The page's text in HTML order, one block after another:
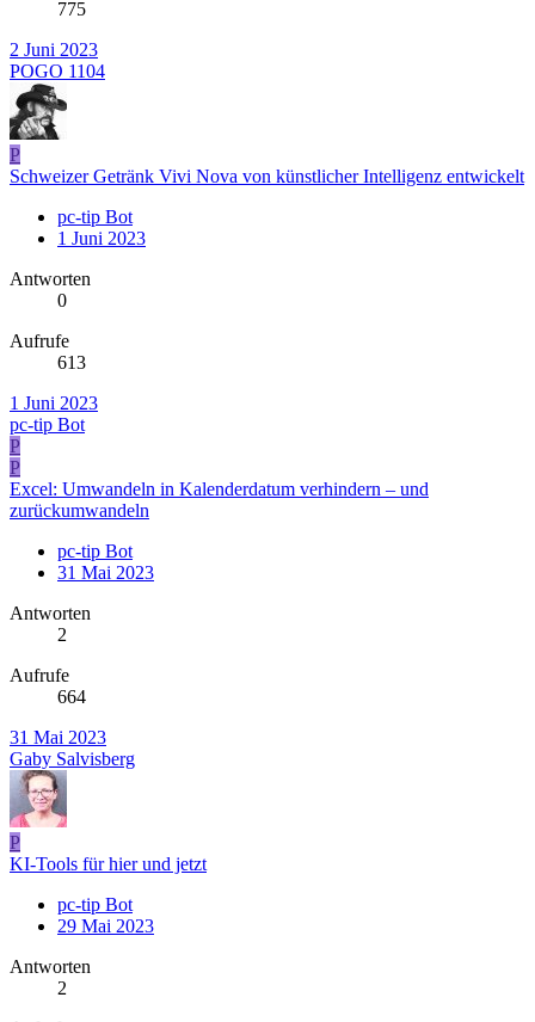
775
2 Juni 2023
POGO 1104
P
Schweizer Getränk Vivi Nova von künstlicher Intelligenz entwickelt
pc-tip Bot
1 Juni 2023
Antworten
0
Aufrufe
613
1 Juni 2023
pc-tip Bot
P
P
Excel: Umwandeln in Kalenderdatum verhindern – und
zurückumwandeln
pc-tip Bot
31 Mai 2023
Antworten
2
Aufrufe
664
31 Mai 2023
Gaby Salvisberg
P
KI-Tools für hier und jetzt
pc-tip Bot
29 Mai 2023
Antworten
2